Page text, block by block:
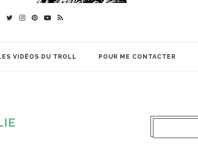
VIDÉOS DU TROLL POUR ME CONTACTER